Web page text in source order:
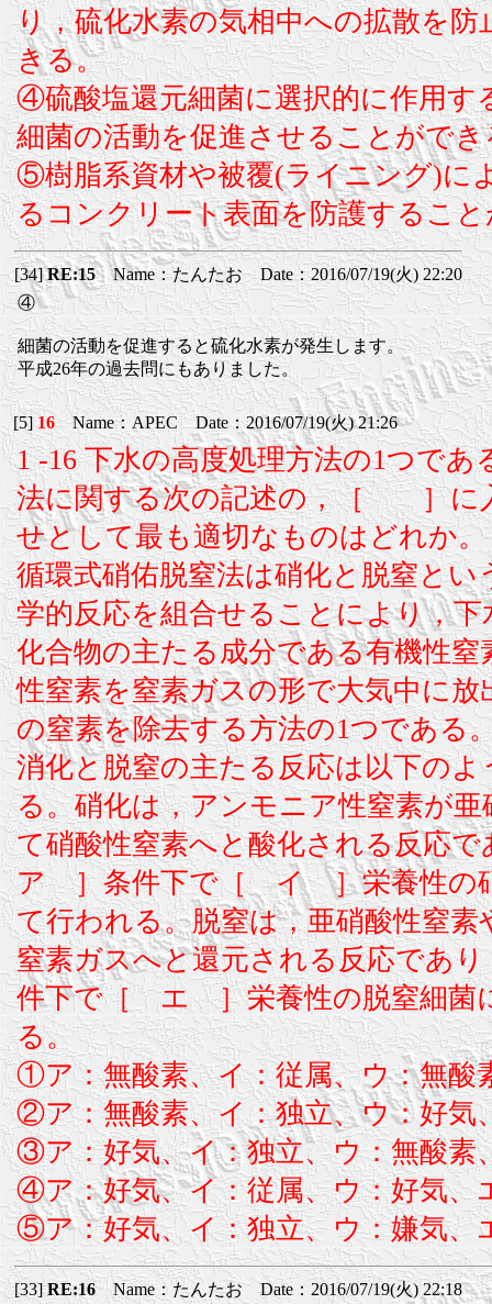
り，硫化水素の気相中への拡散を
きる。
④硫酸塩還元細菌に選択的に作用す
細菌の活動を促進させることができ
⑤樹脂系資材や被覆(ライニング)に
るコンクリート表面を防護するこ
[34]RE:15Name：たんたお Date：2016/07/19(火) 22:20
④
細菌の活動を促進すると硫化水素が発生します。
平成26年の過去問にもありました。
[5]16Name：APEC Date：2016/07/19(火) 21:26
1 -16 下水の高度処理方法の1つであ
法に関する次の記述の，［ ］に
せとして最も適切なものはどれか。
循環式硝佑脱窒法は硝化と脱窒とい
学的反応を組合せることにより，下
化合物の主たる成分である有機性
性窒素を窒素ガスの形で大気中に放
の窒素を除去する方法の1つである
消化と脱窒の主たる反応は以下のよ
る。硝化は，アンモニア性窒素が亜
て硝酸性窒素へと酸化される反応
ア ］条件下で［ イ ］栄養性の
て行われる。脱窒は，亜硝酸性窒素
窒素ガスへと還元される反応で
件下で［ エ ］栄養性の脱窒細菌
る。
①ア：無酸素、イ：従属、ウ：無酸
②ア：無酸素、イ：独立、ウ：好気
③ア：好気、イ：独立、ウ：無酸素
④ア：好気、イ：従属、ウ：好気、
⑤ア：好気、イ：独立、ウ：嫌気、
[33]RE:16Name：たんたお Date：2016/07/19(火) 22:18